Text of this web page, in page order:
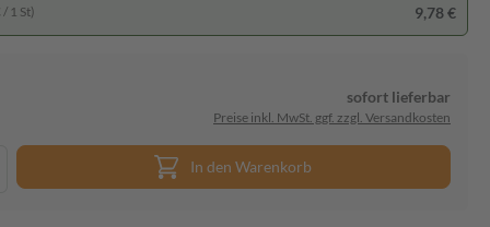
1 St) 9,78 €
sofort lieferbar
Preise inkl. MwSt. ggf. zzgl. Versandkosten
In den Warenkorb